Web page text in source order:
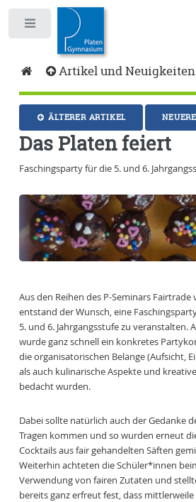
Artikel und Neuigkeiten
ÄLTERER ARTIKEL
Das Platen feiert
Faschingsparty für die 5. und 6.
Aus den Reihen des P-Seminars Fairtrade
entstand der Wunsch, eine
5. und 6. Jahrgangsstufe zu veranstalten.
wurde ganz schnell ein konkretes
die organisatorischen Belange (Aufsicht,
als auch kulinarische Aspekte und
bedacht wurden.
Dabei sollte natürlich auch der Gedanke
Tragen kommen und so wurden erneut
Cocktails aus fair gehandelten Säften
Weiterhin achteten die Schüler*innen
Verwendung von fairen Zutaten und
bereits ganz erfreut fest, dass
Toggle